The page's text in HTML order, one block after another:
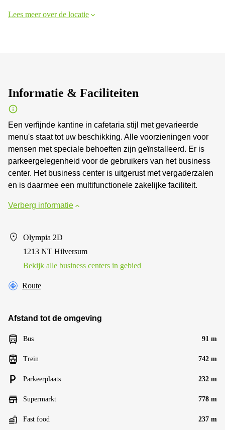
Lees meer over de locatie
Informatie & Faciliteiten
Een verfijnde kantine in cafetaria stijl met gevarieerde
menu's staat tot uw beschikking. Alle voorzieningen voor
mensen met speciale behoeften zijn geïnstalleerd. Er is
parkeergelegenheid voor de gebruikers van het business
center. Het business center is uitgerust met vergaderzalen
en is daarmee een multifunctionele zakelijke faciliteit.
Verberg informatie
Olympia 2D
1213 NT Hilversum
Bekijk alle business centers in gebied
Route
Afstand tot de omgeving
Bus 91 m
Trein 742 m
Parkeerplaats 232 m
Supermarkt 778 m
Fast food 237 m